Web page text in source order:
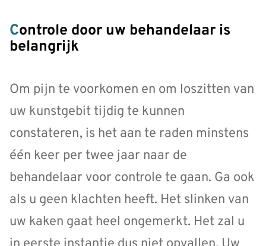
Controle door uw behandelaar is
belangrijk
Om pijn te voorkomen en om loszitten van
uw kunstgebit tijdig te kunnen
constateren, is het aan te raden minstens
één keer per twee jaar naar de
behandelaar voor controle te gaan. Ga ook
als u geen klachten heeft. Het slinken van
uw kaken gaat heel ongemerkt. Het zal u